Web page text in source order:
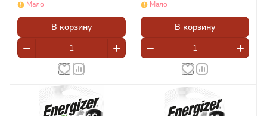
Мало
В корзину
Мало
В корзину